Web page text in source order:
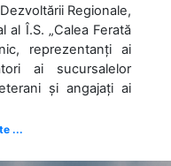
Regionale,
al Î.S. „Calea Ferată
reprezentanți ai
ai sucursalelor
și angajați ai
...